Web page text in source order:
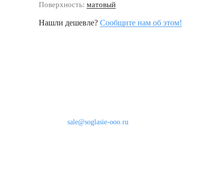
Поверхность: матовый
Нашли дешевле? Сообщите нам об этом!
sale@soglasie-ooo.ru